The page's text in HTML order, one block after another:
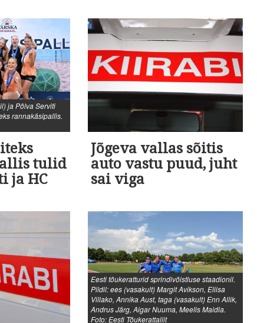
ja Põlva Serviti
rannakäsipallis.
tulid
ja HC
Jõgeva vallas sõitis
auto vastu puud, juht
sai viga
Eesti tõukeratturid sprindivõistluse staadionil.
Pildil: ees (vasakult) Margit Avikson, Eliisa
Villako, Annika Aust, taga (vasakult) Enn Allik,
Andrus Järg, Aigar Nuuma, Meelis Maidla.
Foto: Eesti Tõukerattaliit